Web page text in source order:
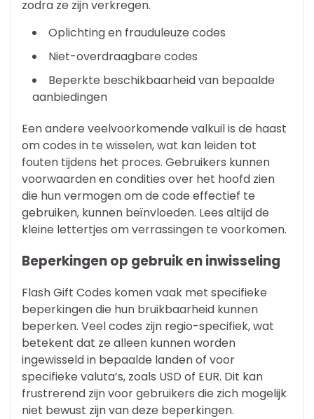
zodra ze zijn verkregen.
Oplichting en frauduleuze codes
Niet-overdraagbare codes
Beperkte beschikbaarheid van bepaalde
aanbiedingen
Een andere veelvoorkomende valkuil is de haast
om codes in te wisselen, wat kan leiden tot
fouten tijdens het proces. Gebruikers kunnen
voorwaarden en condities over het hoofd zien
die hun vermogen om de code effectief te
gebruiken, kunnen beïnvloeden. Lees altijd de
kleine lettertjes om verrassingen te voorkomen.
Beperkingen op gebruik en inwisseling
Flash Gift Codes komen vaak met specifieke
beperkingen die hun bruikbaarheid kunnen
beperken. Veel codes zijn regio-specifiek, wat
betekent dat ze alleen kunnen worden
ingewisseld in bepaalde landen of voor
specifieke valuta’s, zoals USD of EUR. Dit kan
frustrerend zijn voor gebruikers die zich mogelijk
niet bewust zijn van deze beperkingen.